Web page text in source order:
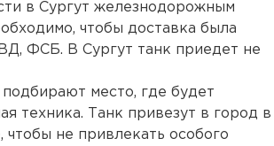
в Сургут железнодорожным
чтобы доставка была
ФСБ. В Сургут танк приедет не
место, где будет
техника. Танк привезут в город в
не привлекать особого